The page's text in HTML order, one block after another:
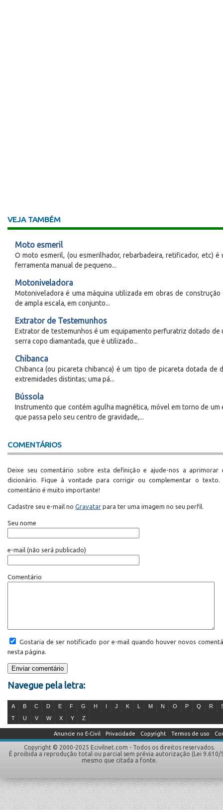
VEJA TAMBÉM
Moto esmeril
O moto esmeril, (ou esmerilhador, rebarbadeira, retificador, etc) é
ferramenta manual de pequeno...
Motoniveladora
Motoniveladora é uma máquina utilizada em obras de construção
de ampla escala, em conjunto...
Extrator de Testemunhos
Extrator de testemunhos é um equipamento perfuratriz dotado de
serra copo diamantada, que é utilizado...
Chibanca
Chibanca (ou picareta chibanca) é um tipo de picareta dotada de
extremidades distintas; uma pá...
Bússola
Instrumento que contém agulha magnética, móvel em torno de um
que passa pelo seu centro de gravidade,...
COMENTÁRIOS
Deixe seu comentário sobre esta definição e ajude-nos a aprimorar
dicionário. Fique à vontade para corrigir ou complementar o texto.
comentário é muito importante!
Cadastre seu e-mail no Gravatar para ter uma imagem no seu perfil.
Seu nome
e-mail (não será publicado)
Comentário
Gostaria de ser notificado por e-mail quando houver novos
nesta página.
Navegue pela letra:
A B C D E F G H J K M N O P Q R
T
U V W X Y Z
Termos de uso
Copyright
Privacidade
Anuncie no E-Civil
Copyright © 2000-2025 Ecivilnet.com - Todos os direitos reservados.
É proibida a reprodução total ou parcial sem prévia autorização (Lei 9.610/
mesmo que citada a fonte.